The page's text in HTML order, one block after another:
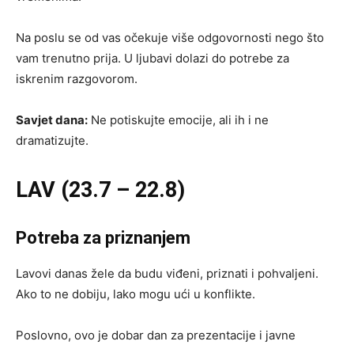
Na poslu se od vas očekuje više odgovornosti nego što
vam trenutno prija. U ljubavi dolazi do potrebe za
iskrenim razgovorom.
Savjet dana: Ne potiskujte emocije, ali ih i ne
dramatizujte.
LAV (23.7 – 22.8)
Potreba za priznanjem
Lavovi danas žele da budu viđeni, priznati i pohvaljeni.
Ako to ne dobiju, lako mogu ući u konflikte.
Poslovno, ovo je dobar dan za prezentacije i javne